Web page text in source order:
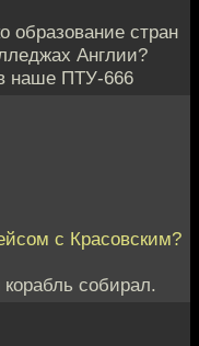
образование стран
Англии?
наше ПТУ-666
с Красовским?
собирал.